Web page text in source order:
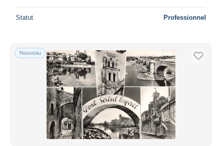
Statut Professionnel
Nouveau